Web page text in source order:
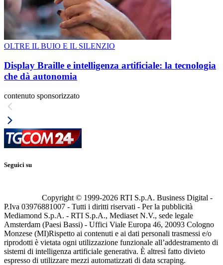
OLTRE IL BUIO E IL SILENZIO
Display Braille e intelligenza artificiale: la tecnologia
che dà autonomia
contenuto sponsorizzato
Seguici su
Copyright © 1999-2026 RTI S.p.A. Business Digital -
P.Iva 03976881007 - Tutti i diritti riservati - Per la pubblicità
Mediamond S.p.A. - RTI S.p.A., Mediaset N.V., sede legale
Amsterdam (Paesi Bassi) - Uffici Viale Europa 46, 20093 Cologno
Monzese (MI)Rispetto ai contenuti e ai dati personali trasmessi e/o
riprodotti è vietata ogni utilizzazione funzionale all’addestramento di
sistemi di intelligenza artificiale generativa. È altresì fatto divieto
espresso di utilizzare mezzi automatizzati di data scraping.